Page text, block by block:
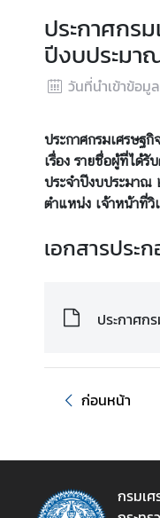
ร
ษ
ฐ
กิ
ร
ะ
ห
ว่
ง
ศ
ประกาศกร
ปีงบประมา
วันที่นำเข้าข้อมูล
ประกาศกรมเศรษฐกิ
เรื่อง รายชื่อผู้ที่ได้รั
ประจำปีงบประมา
ตำแหน่ง เจ้าหน้าที่
เอกสารประ
ประกาศก
ก่อนหน้า
กรมเศ